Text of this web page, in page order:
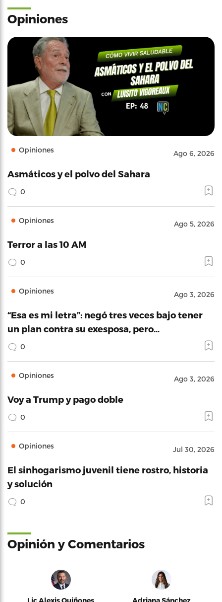
Opiniones
Opiniones Ago 6, 2026
Asmáticos y el polvo del Sahara
0
Opiniones Ago 5, 2026
Terror a las 10 AM
0
Opiniones Ago 3, 2026
“Esa es mi letra”: negó tres veces bajo tener
un plan contra su exesposa, pero…
0
Opiniones Ago 3, 2026
Voy a Trump y pago doble
0
Opiniones Jul 30, 2026
El sinhogarismo juvenil tiene rostro, historia
y solución
0
Opinión y Comentarios
Lic Alexis Quiñones Adriana Sánchez